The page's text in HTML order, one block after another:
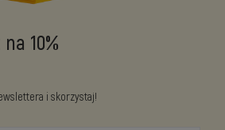
10%
i skorzystaj!